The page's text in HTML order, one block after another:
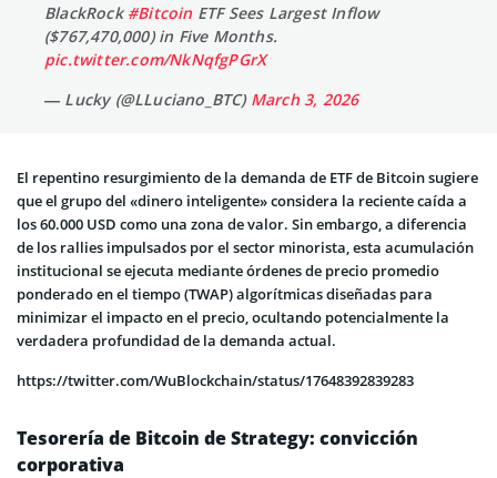
BlackRock#Bitcoin ETF Sees Largest Inflow
($767,470,000) in Five Months.
pic.twitter.com/NkNqfgPGrX
— Lucky (@LLuciano_BTC) March 3, 2026
El repentino resurgimiento de la demanda de ETF de Bitcoin sugiere
que el grupo del «dinero inteligente» considera la reciente caída a
los 60.000 USD como una zona de valor. Sin embargo, a diferencia
de los rallies impulsados por el sector minorista, esta acumulación
institucional se ejecuta mediante órdenes de precio promedio
ponderado en el tiempo (TWAP) algorítmicas diseñadas para
minimizar el impacto en el precio, ocultando potencialmente la
verdadera profundidad de la demanda actual.
https://twitter.com/WuBlockchain/status/17648392839283
Tesorería de Bitcoin de Strategy: convicción
corporativa